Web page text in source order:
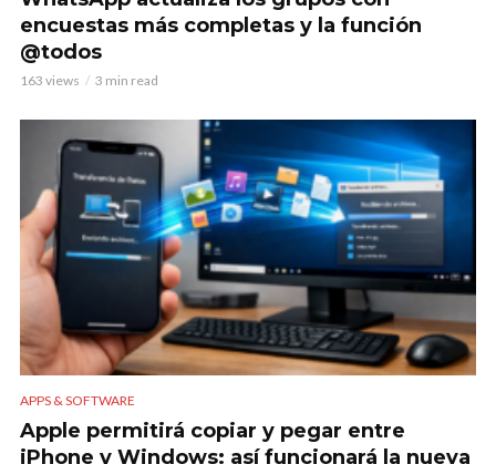
encuestas más completas y la función
@todos
163 views 3 min read
APPS & SOFTWARE
Apple permitirá copiar y pegar entre
iPhone y Windows: así funcionará la nueva